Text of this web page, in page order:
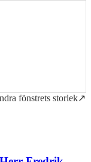
fönstrets storlek↗